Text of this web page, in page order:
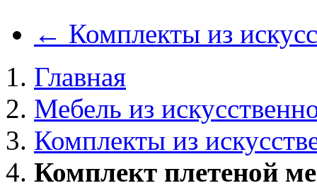
← Комплекты из
Главная
Мебель из
Комплекты из
Комплект плетеной